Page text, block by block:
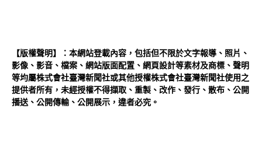
【版權聲明】：本網站登載內容，包括但不限於文字報導、照片、
影像、影音、檔案、網站版面配置、網頁設計等素材及商標、聲明
等均屬株式會社臺灣新聞社或其他授權株式會社臺灣新聞社使用之
提供者所有，未經授權不得擷取、重製、改作、發行、散布、公開
播送、公開傳輸、公開展示，違者必究。